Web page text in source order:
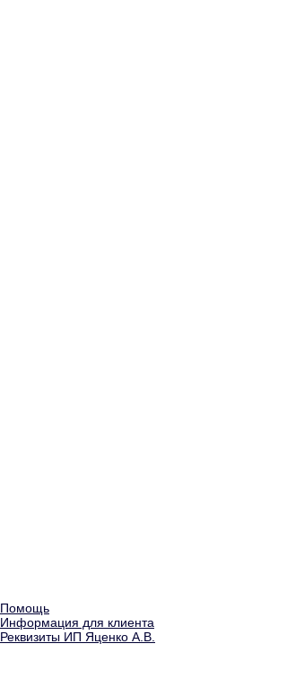
Помощь
Информация для клиента
Реквизиты ИП Яценко А.В.